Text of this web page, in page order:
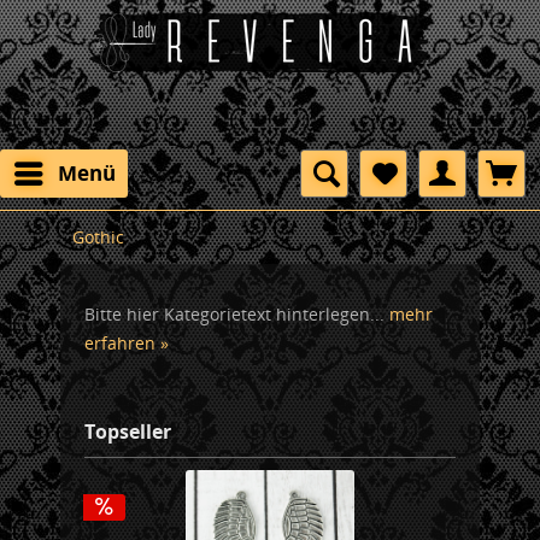
Menü
Gothic
Bitte hier Kategorietext hinterlegen...mehr
erfahren »
Topseller